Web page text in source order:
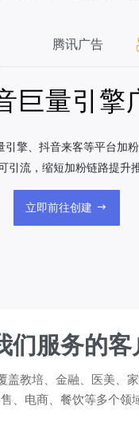
腾讯广告
巨量引擎
引擎、抖音来客等平台加粉
引流，缩短加粉链路提升
立即前往创建
们服务的客
盖教培、金融、医美、家
、电商、餐饮等多个领